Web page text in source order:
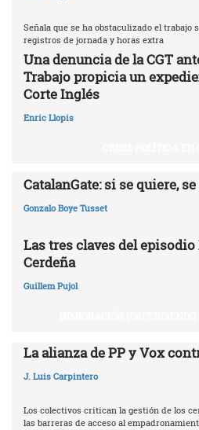
Señala que se ha obstaculizado el
registros de jornada y horas extra
Una denuncia de la CGT
Trabajo propicia un
Corte Inglés
Enric Llopis
CatalanGate: si se quiere,
Gonzalo Boye Tusset
Las tres claves del
Cerdeña
Guillem Pujol
La alianza de PP y Vox
J. Luis Carpintero
Los colectivos critican la gestión de los
las barreras de acceso al